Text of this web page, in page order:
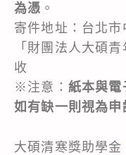
為憑 。
寄件地址：台北
「財團法人大碩
收
※注意： 紙本與電
如有缺一則視為申
大碩清寒獎助學金